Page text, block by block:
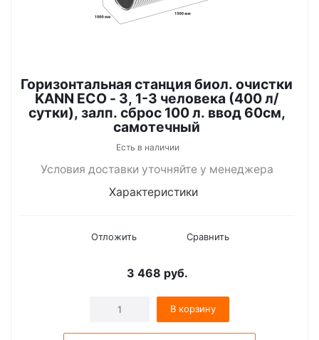
Горизонтальная станция биол. очистки
KANN ECO - 3, 1-3 человека (400 л/
сутки), залп. сброс 100 л. ввод 60см,
самотечный
Есть в наличии
Условия доставки уточняйте у менеджера
Характеристики
Отложить Сравнить
3 468 руб.
В корзину